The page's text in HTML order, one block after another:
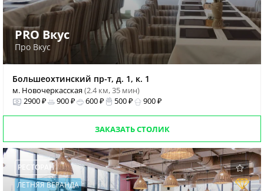
PRO Вкус
Про Вкус
Большеохтинский пр-т, д. 1, к. 1
м. Новочеркасская(2.4 км, 35 мин)
2900 ₽
900 ₽ 600 ₽ 500 ₽ 900 ₽
ЗАКАЗАТЬ СТОЛИК
РЕСТОРАН
ЛЕТНЯЯ ВЕРАНДА